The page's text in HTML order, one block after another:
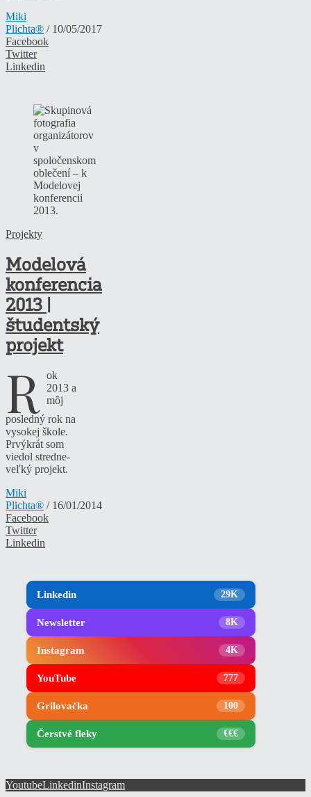
Miki
Plichta® / 10/05/2017
Facebook
Twitter
Linkedin
Projekty
Modelová
konferencia
2013 |
študentský
projekt
R ok
2013 a
môj
posledný rok na
vysokej škole.
Prvýkrát som
viedol stredne-
veľký projekt.
Miki
Plichta® / 16/01/2014
Facebook
Twitter
Linkedin
Linkedin 29K
Newsletter 8K
Instagram 4K
YouTube 777
Grilovačka 100
Čerstvé fleky €€€
YoutubeLinkedinInstagram
in